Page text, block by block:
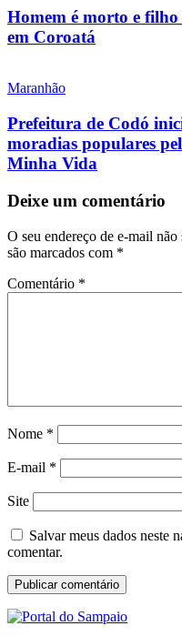
Homem é morto e
em Coroatá
Maranhão
Prefeitura de Codó
moradias populares
Minha Vida
Deixe um comentário
O seu endereço de e-mail não
são marcados com *
Comentário *
Nome *
E-mail *
Site
Salvar meus dados neste
comentar.